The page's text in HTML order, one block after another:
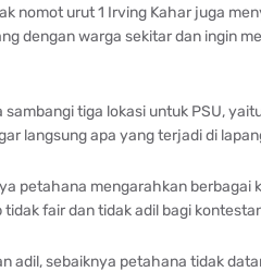
nomot urut 1 Irving Kahar juga
dengan warga sekitar dan ingin
sambangi tiga lokasi untuk PSU,
langsung apa yang terjadi di
petahana mengarahkan berbagai
tidak fair dan tidak adil bagi
adil, sebaiknya petahana tidak